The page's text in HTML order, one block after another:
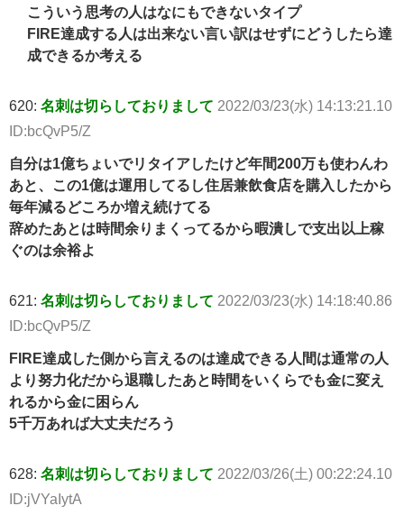
こういう思考の人はなにもできないタイプ
FIRE達成する人は出来ない言い訳はせずにどうしたら達
成できるか考える
620: 名刺は切らしておりまして 2022/03/23(水) 14:13:21.10
ID:bcQvP5/Z
自分は1億ちょいでリタイアしたけど年間200万も使わんわ
あと、この1億は運用してるし住居兼飲食店を購入したから
毎年減るどころか増え続けてる
辞めたあとは時間余りまくってるから暇潰しで支出以上稼
ぐのは余裕よ
621: 名刺は切らしておりまして 2022/03/23(水) 14:18:40.86
ID:bcQvP5/Z
FIRE達成した側から言えるのは達成できる人間は通常の人
より努力化だから退職したあと時間をいくらでも金に変え
れるから金に困らん
5千万あれば大丈夫だろう
628: 名刺は切らしておりまして 2022/03/26(土) 00:22:24.10
ID:jVYaIytA